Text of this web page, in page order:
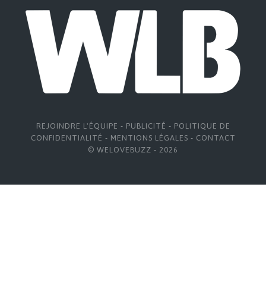
REJOINDRE L'ÉQUIPE - PUBLICITÉ - POLITIQUE DE
CONFIDENTIALITÉ - MENTIONS LÉGALES - CONTACT
© WELOVEBUZZ - 2026